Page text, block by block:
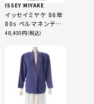
ISSEY MIYAKE
イッセイミヤケ 86年
80s ペルマネンテ
PERMANENTE スト
ーシブル スカート グ
リーン ブラック M
48,400